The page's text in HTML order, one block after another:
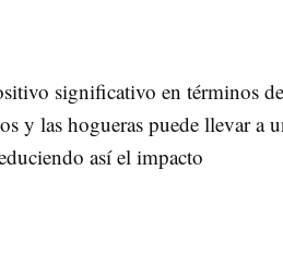
significativo en términos de
y las hogueras puede llevar a
así el impacto